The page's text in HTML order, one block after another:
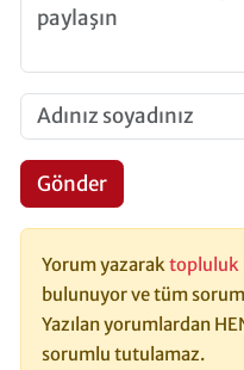
Gönder
Yorum yazaraktopluluk
bulunuyor ve tüm
Yazılan yorumlardan
sorumlu tutulamaz.